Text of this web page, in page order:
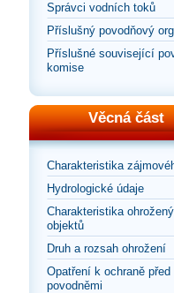
Správci vodních toků
Příslušný povodňový
Příslušné související
komise
Věcná část
Charakteristika
Hydrologické údaje
Charakteristika
objektů
Druh a rozsah ohrožení
Opatření k ochraně před
povodněmi